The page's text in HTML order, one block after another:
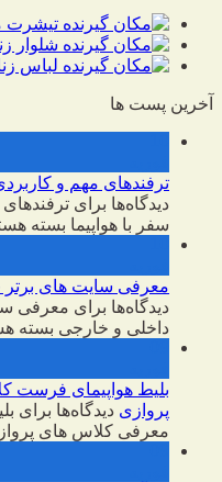
تیشرت
شلوار
لباس
آخرین پست ها
ترفندهای مهم و
دیدگاه‌ها برای
سفر با هواپیما بسته
معرفی سایت های برتر
دیدگاه‌ها برای معرفی
داخلی و خارجی بسته
بلیط هواپیمای
پروازی دیدگاه‌ها برای
معرفی کلاس های